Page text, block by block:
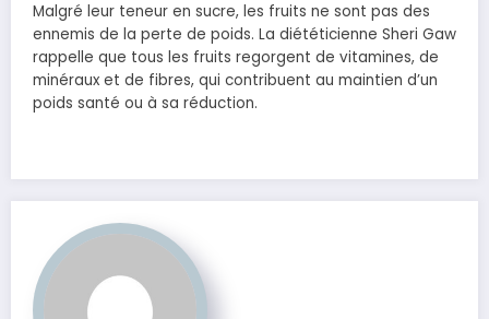
Malgré leur teneur en sucre, les fruits ne sont pas des
ennemis de la perte de poids. La diététicienne Sheri Gaw
rappelle que tous les fruits regorgent de vitamines, de
minéraux et de fibres, qui contribuent au maintien d’un
poids santé ou à sa réduction.